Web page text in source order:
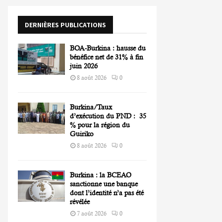
r
H
DERNIÈRES PUBLICATIONS
BOA-Burkina : hausse du
bénéfice net de 31% à fin
juin 2026
8 août 2026 0
Burkina/Taux
d’exécution du PND : 35
% pour la région du
Guiriko
8 août 2026 0
Burkina : la BCEAO
sanctionne une banque
dont l’identité n’a pas été
révélée
7 août 2026 0